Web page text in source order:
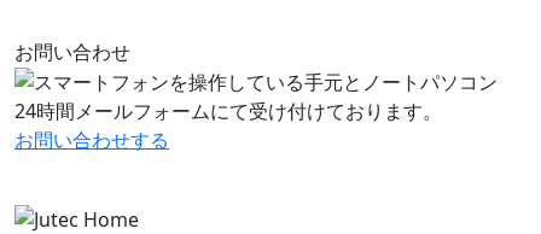
お問い合わせ
24時間メールフォームにて受け付けております。
お問い合わせする